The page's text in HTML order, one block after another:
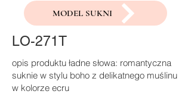
MODEL SUKNI
LO-271T
opis produktu ładne słowa: romantyczna
suknie w stylu boho z delikatnego muślinu
w kolorze ecru